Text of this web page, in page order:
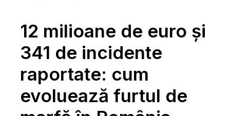
12 milioane de euro și
341 de incidente
raportate: cum
evoluează furtul de